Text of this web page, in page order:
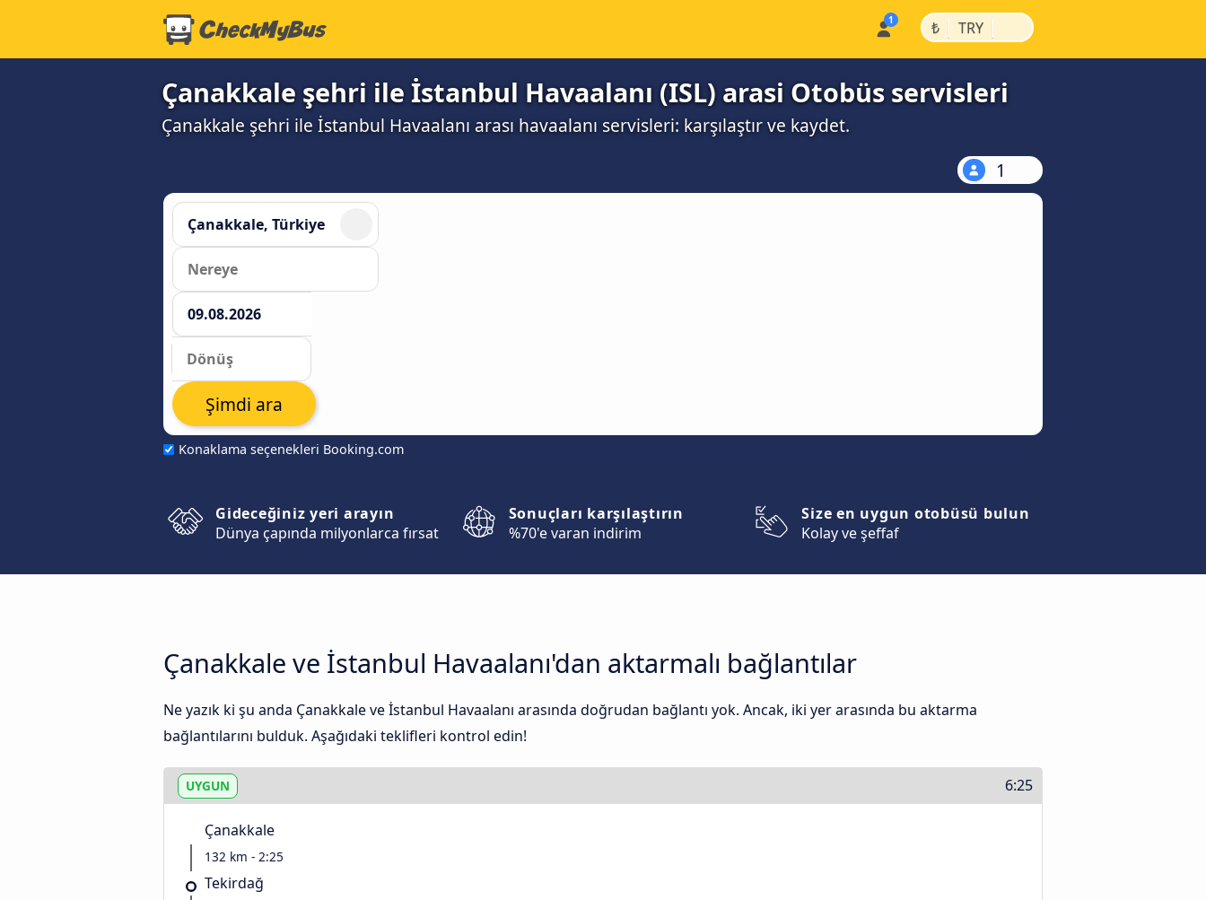
₺ | TRY |
Çanakkale şehri ile İstanbul Havaalanı (ISL) arasi Otobüs servisleri
Çanakkale şehri ile İstanbul Havaalanı arası havaalanı servisleri: karşılaştır ve kaydet.
1
Konaklama seçenekleri Booking.com
Şimdi ara
Gideceğiniz yeri arayın
Dünya çapında milyonlarca fırsat
Sonuçları karşılaştırın
%70'e varan indirim
Size en uygun otobüsü bulun
Kolay ve şeffaf
Çanakkale ve İstanbul Havaalanı'dan aktarmalı bağlantılar
Ne yazık ki şu anda Çanakkale ve İstanbul Havaalanı arasında doğrudan bağlantı yok. Ancak, iki yer arasında bu aktarma
bağlantılarını bulduk. Aşağıdaki teklifleri kontrol edin!
UYGUN 6:25
Çanakkale
132 km - 2:25
Tekirdağ